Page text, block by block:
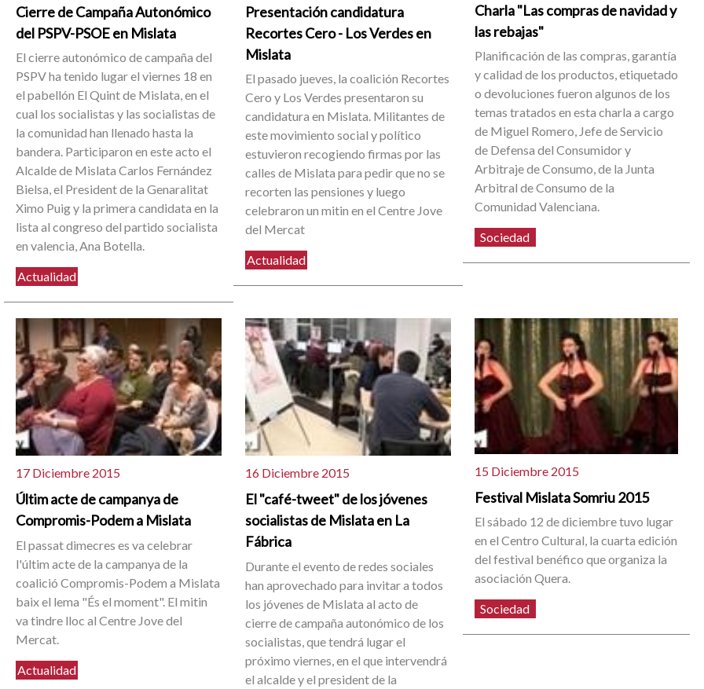
Cierre de Campaña Autonómico
del PSPV-PSOE en Mislata
El cierre autonómico de campaña del
PSPV ha tenido lugar el viernes 18 en
el pabellón El Quint de Mislata, en el
cual los socialistas y las socialistas de
la comunidad han llenado hasta la
bandera. Participaron en este acto el
Alcalde de Mislata Carlos Fernández
Bielsa, el President de la Genaralitat
Ximo Puig y la primera candidata en la
lista al congreso del partido socialista
en valencia, Ana Botella.
Actualidad
Presentación candidatura
Recortes Cero - Los Verdes en
Mislata
El pasado jueves, la coalición Recortes
Cero y Los Verdes presentaron su
candidatura en Mislata. Militantes de
este movimiento social y político
estuvieron recogiendo firmas por las
calles de Mislata para pedir que no se
recorten las pensiones y luego
celebraron un mitin en el Centre Jove
del Mercat
Actualidad
Charla "Las compras de navidad y
las rebajas"
Planificación de las compras, garantía
y calidad de los productos, etiquetado
o devoluciones fueron algunos de los
temas tratados en esta charla a cargo
de Miguel Romero, Jefe de Servicio
de Defensa del Consumidor y
Arbitraje de Consumo, de la Junta
Arbitral de Consumo de la
Comunidad Valenciana.
Sociedad
17 Diciembre 2015
Últim acte de campanya de
Compromis-Podem a Mislata
El passat dimecres es va celebrar
l'últim acte de la campanya de la
coalició Compromis-Podem a Mislata
baix el lema "És el moment". El mitin
va tindre lloc al Centre Jove del
Mercat.
Actualidad
16 Diciembre 2015
El "café-tweet" de los jóvenes
socialistas de Mislata en La
Fábrica
Durante el evento de redes sociales
han aprovechado para invitar a todos
los jóvenes de Mislata al acto de
cierre de campaña autonómico de los
socialistas, que tendrá lugar el
próximo viernes, en el que intervendrá
el alcalde y el president de la
15 Diciembre 2015
Festival Mislata Somriu 2015
El sábado 12 de diciembre tuvo lugar
en el Centro Cultural, la cuarta edición
del festival benéfico que organiza la
asociación Quera.
Sociedad